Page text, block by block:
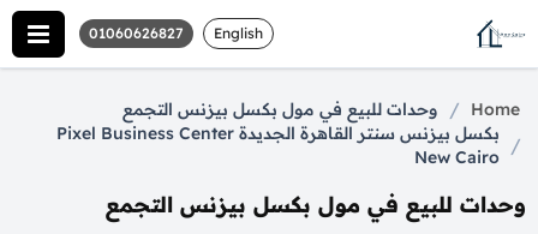
English
01060626827
Home
/ وحدات للبيع في مول بكسل بيزنس التجمع
/
بكسل بيزنس سنتر القاهرة الجديدة Pixel Business Center
New Cairo
وحدات للبيع في مول بكسل بيزنس التجمع